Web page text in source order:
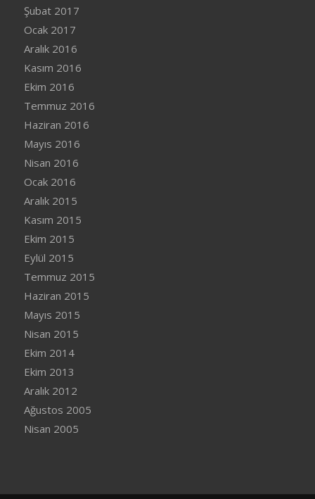
Şubat 2017
Ocak 2017
Aralık 2016
Kasım 2016
Ekim 2016
Temmuz 2016
Haziran 2016
Mayıs 2016
Nisan 2016
Ocak 2016
Aralık 2015
Kasım 2015
Ekim 2015
Eylül 2015
Temmuz 2015
Haziran 2015
Mayıs 2015
Nisan 2015
Ekim 2014
Ekim 2013
Aralık 2012
Ağustos 2005
Nisan 2005